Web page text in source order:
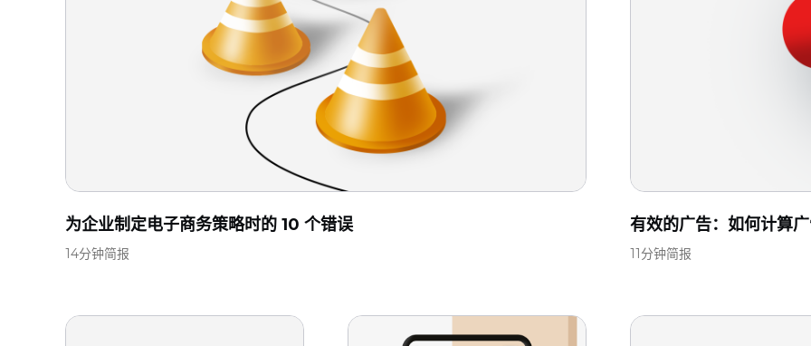
为企业制定电子商务策略时的 10 个错误
14分钟简报
有效的广告：如何计算
11分钟简报